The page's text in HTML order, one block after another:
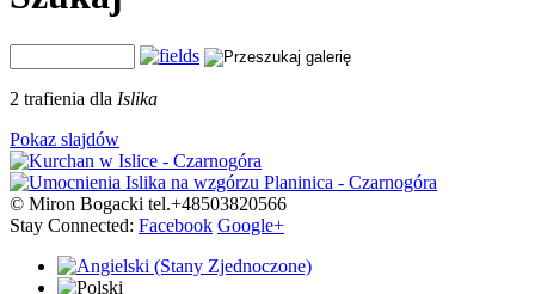
2 trafienia dla Islika
Pokaz slajdów
© Miron Bogacki tel.+48503820566
Stay Connected: Facebook Google+